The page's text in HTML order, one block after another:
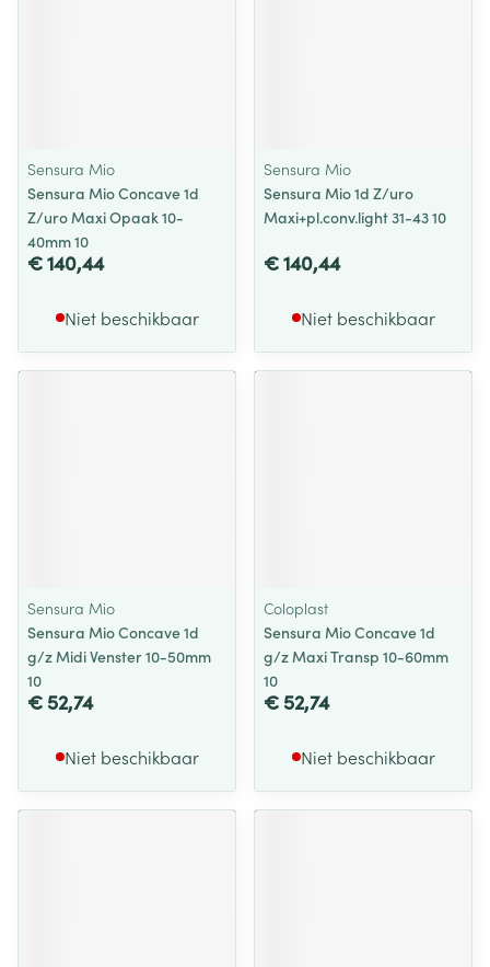
Sensura Mio
Sensura Mio Concave 1d
Z/uro Maxi Opaak 10-
40mm 10
€ 140,44
Niet beschikbaar
Sensura Mio
Sensura Mio 1d Z/uro
Maxi+pl.conv.light 31-43 10
€ 140,44
Niet beschikbaar
Sensura Mio
Sensura Mio Concave 1d
g/z Midi Venster 10-50mm
10
€ 52,74
Niet beschikbaar
Coloplast
Sensura Mio Concave 1d
g/z Maxi Transp 10-60mm
10
€ 52,74
Niet beschikbaar